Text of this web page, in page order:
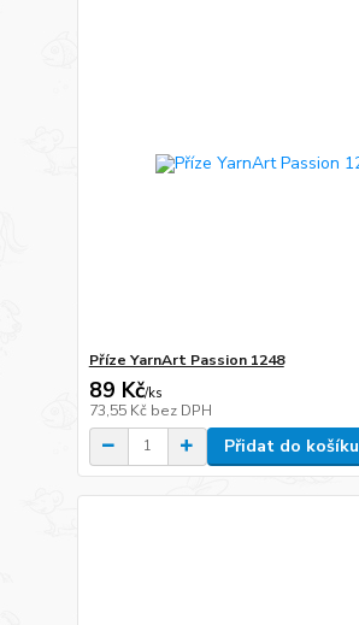
Příze YarnArt Passion 1248
89 Kč/ks
73,55 Kč bez DPH
Přidat do košíku